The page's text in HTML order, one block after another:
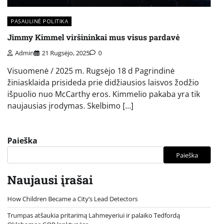
PASAULINĖ POLITIKA
Jimmy Kimmel viršininkai mus visus pardavė
Admin 21 Rugsėjo, 2025 0
Visuomenė / 2025 m. Rugsėjo 18 d Pagrindinė
žiniasklaida prisideda prie didžiausios laisvos žodžio
išpuolio nuo McCarthy eros. Kimmelio pakaba yra tik
naujausias įrodymas. Skelbimo […]
Paieška
Paieška
Naujausi įrašai
How Children Became a City’s Lead Detectors
Trumpas atšaukia pritarimą Lahmeyeriui ir palaiko Tedfordą